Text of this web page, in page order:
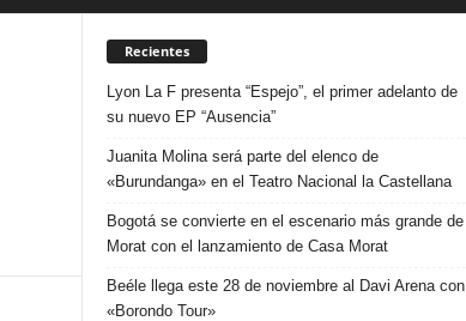
Recientes
Lyon La F presenta “Espejo”, el primer adelanto de
su nuevo EP “Ausencia”
Juanita Molina será parte del elenco de
«Burundanga» en el Teatro Nacional la Castellana
Bogotá se convierte en el escenario más grande de
Morat con el lanzamiento de Casa Morat
Beéle llega este 28 de noviembre al Davi Arena con
«Borondo Tour»